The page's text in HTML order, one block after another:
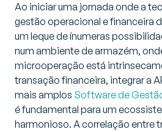
Ao iniciar uma jornada onde a
gestão operacional e financeira
um leque de ínumeras
num ambiente de armazém,
microoperação está
transação financeira, integrar a
mais amplos Software de
é fundamental para um
harmonioso. A correlação entre